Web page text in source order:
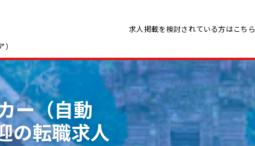
求人掲載を検討されている方はこちら
ー（自動
の転職求人